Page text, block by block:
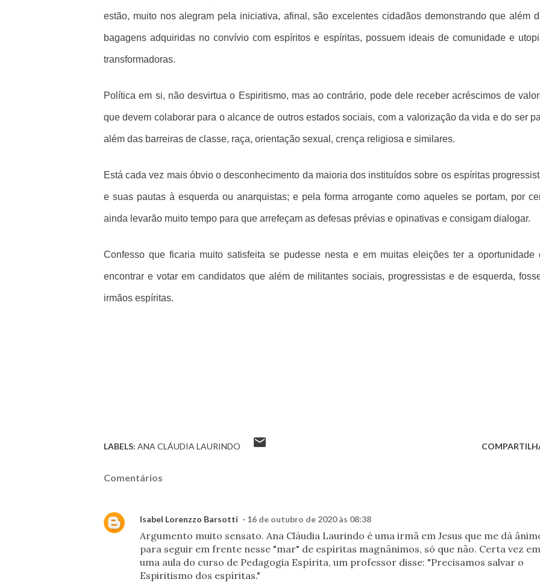
estão, muito nos alegram pela iniciativa, afinal, são excelentes cidadãos demonstrando que além
bagagens adquiridas no convívio com espíritos e espíritas, possuem ideais de comunidade e
transformadoras.
Política em si, não desvirtua o Espiritismo, mas ao contrário, pode dele receber acréscimos de
que devem colaborar para o alcance de outros estados sociais, com a valorização da vida e do ser
além das barreiras de classe, raça, orientação sexual, crença religiosa e similares.
Está cada vez mais óbvio o desconhecimento da maioria dos instituídos sobre os espíritas
e suas pautas à esquerda ou anarquistas; e pela forma arrogante como aqueles se portam, por
ainda levarão muito tempo para que arrefeçam as defesas prévias e opinativas e consigam dialogar.
Confesso que ficaria muito satisfeita se pudesse nesta e em muitas eleições ter a oportunidade
encontrar e votar em candidatos que além de militantes sociais, progressistas e de esquerda,
irmãos espíritas.
LABELS: ANA CLÁUDIA LAURINDO
Comentários
Isabel Lorenzzo Barsotti 16 de outubro de 2020 às 08:38
Argumento muito sensato. Ana Cláudia Laurindo é uma irmã em Jesus que me dá
para seguir em frente nesse "mar" de espíritas magnânimos, só que não. Certa vez em
uma aula do curso de Pedagogia Espírita, um professor disse: "Precisamos salvar o
Espiritismo dos espíritas."